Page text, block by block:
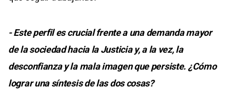
- Este perfil es crucial frente a una demanda mayor
de la sociedad hacia la Justicia y, a la vez, la
desconfianza y la mala imagen que persiste. ¿Cómo
lograr una síntesis de las dos cosas?